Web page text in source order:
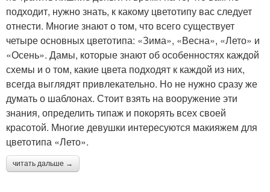
подходит, нужно знать, к какому цветотипу вас следует
отнести. Многие знают о том, что всего существует
четыре основных цветотипа: «Зима», «Весна», «Лето» и
«Осень». Дамы, которые знают об особенностях каждой
схемы и о том, какие цвета подходят к каждой из них,
всегда выглядят привлекательно. Но не нужно сразу же
думать о шаблонах. Стоит взять на вооружение эти
знания, определить типаж и покорять всех своей
красотой. Многие девушки интересуются макияжем для
цветотипа «Лето».
читать дальше →